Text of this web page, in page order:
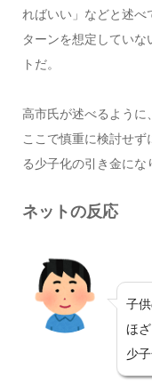
ればいい」などと述
ターンを想定してい
トだ。
高市氏が述べるように
ここで慎重に検討せ
る少子化の引き金にな
ネットの反応
子
ほ
少